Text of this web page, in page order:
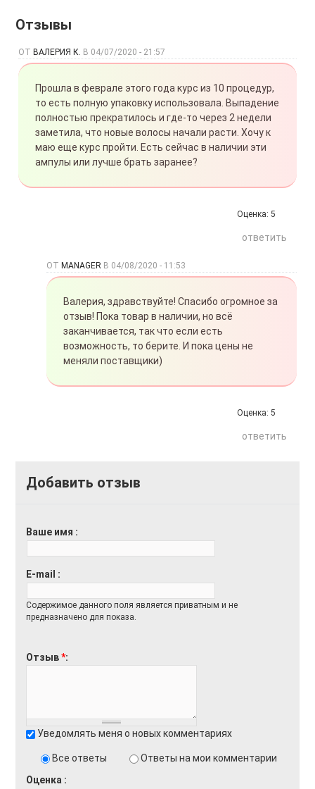
Отзывы
ОТ ВАЛЕРИЯ К. В 04/07/2020 - 21:57
Прошла в феврале этого года курс из 10 процедур,
то есть полную упаковку использовала. Выпадение
полностью прекратилось и где-то через 2 недели
заметила, что новые волосы начали расти. Хочу к
маю еще курс пройти. Есть сейчас в наличии эти
ампулы или лучше брать заранее?
Оценка: 5
ответить
ОТ MANAGER В 04/08/2020 - 11:53
Валерия, здравствуйте! Спасибо огромное за
отзыв! Пока товар в наличии, но всё
заканчивается, так что если есть
возможность, то берите. И пока цены не
меняли поставщики)
Оценка: 5
ответить
Добавить отзыв
Ваше имя
E-mail
Содержимое данного поля является приватным и не
предназначено для показа.
Отзыв*
Уведомлять меня о новых комментариях
Все ответы
Ответы на мои комментарии
Оценка